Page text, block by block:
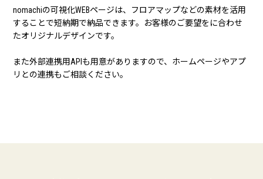
nomachiの可視化WEBページは、フロアマップなどの素材を活用
することで短納期で納品できます。お客様のご要望をに合わせ
たオリジナルデザインです。
また外部連携用APIも用意がありますので、ホームページやアプ
リとの連携もご相談ください。